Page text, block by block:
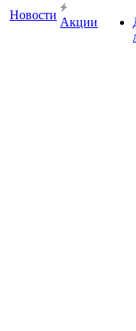
Новости
Акции